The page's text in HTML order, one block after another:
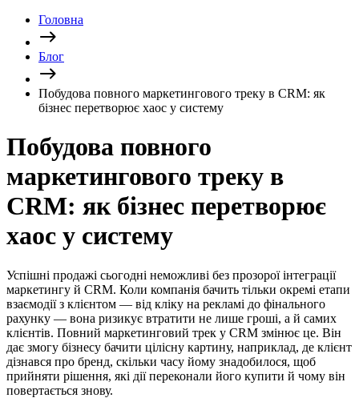
Головна
Блог
Побудова повного маркетингового треку в CRM: як
бізнес перетворює хаос у систему
Побудова повного
маркетингового треку в
CRM: як бізнес перетворює
хаос у систему
Успішні продажі сьогодні неможливі без прозорої інтеграції
маркетингу й CRM. Коли компанія бачить тільки окремі етапи
взаємодії з клієнтом — від кліку на рекламі до фінального
рахунку — вона ризикує втратити не лише гроші, а й самих
клієнтів. Повний маркетинговий трек у CRM змінює це. Він
дає змогу бізнесу бачити цілісну картину, наприклад, де клієнт
дізнався про бренд, скільки часу йому знадобилося, щоб
прийняти рішення, які дії переконали його купити й чому він
повертається знову.